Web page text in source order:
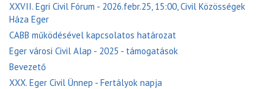
XXVII. Egri Civil Fórum - 2026.febr.25, 15:00, Civil Közösségek
Háza Eger
CABB működésével kapcsolatos határozat
Eger városi Civil Alap - 2025 - támogatások
Bevezető
XXX. Eger Civil Ünnep - Fertályok napja